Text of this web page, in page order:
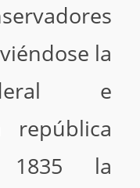
la
e
república
1835 la